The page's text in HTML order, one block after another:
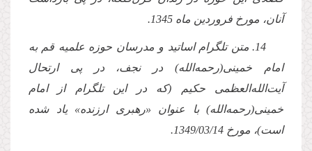
آنان، مورخ فروردین ماه 1345.
14. متن تلگرام اساتید و مدرسان حوزه علمیه قم به
امام خمینى(رحمه‌الله) در نجف، در پى ارتحال
آیت‌الله‌العظمى حكیم (كه در این تلگرام از امام
خمینى(رحمه‌الله) با عنوان «رهبرى ارزنده» یاد شده
است)، مورخ 1349/03/14.